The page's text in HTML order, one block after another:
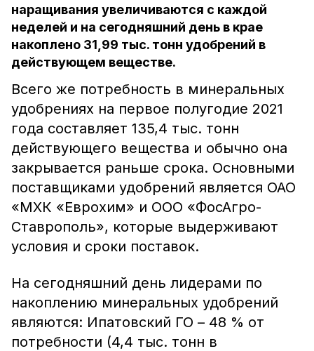
наращивания увеличиваются с каждой
неделей и на сегодняшний день в крае
накоплено 31,99 тыс. тонн удобрений в
действующем веществе.
Всего же потребность в минеральных
удобрениях на первое полугодие 2021
года составляет 135,4 тыс. тонн
действующего вещества и обычно она
закрывается раньше срока. Основными
поставщиками удобрений является ОАО
«МХК «Еврохим» и ООО «ФосАгро-
Ставрополь», которые выдерживают
условия и сроки поставок.
На сегодняшний день лидерами по
накоплению минеральных удобрений
являются: Ипатовский ГО – 48 % от
потребности (4,4 тыс. тонн в